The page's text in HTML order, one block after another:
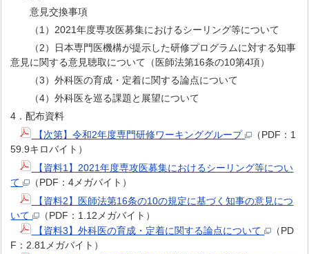
意見交換事項
（1）2021年度専攻医募集におけるシーリング等について
（2）日本専門医機構が提示した研修プログラムに対する知事
意見に関する意見聴取について（医師法第16条の10第4項）
（3）外科医の育成・定着に関する論点について
（4）外科医を巡る課題と展望について
4．配布資料
【次第】令和2年度専門研修ワーキンググループ
（PDF：1
59.9キロバイト）
【資料1】2021年度専攻医募集におけるシーリング等につい
て
（PDF：4メガバイト）
【資料2】医師法第16条の10の規定に基づく知事の意見につ
いて
（PDF：1.12メガバイト）
【資料3】外科医の育成・定着に関する論点について
（PD
F：2.81メガバイト）